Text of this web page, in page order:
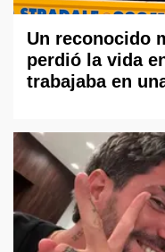
Un reconocido
perdió la vida
trabajaba en